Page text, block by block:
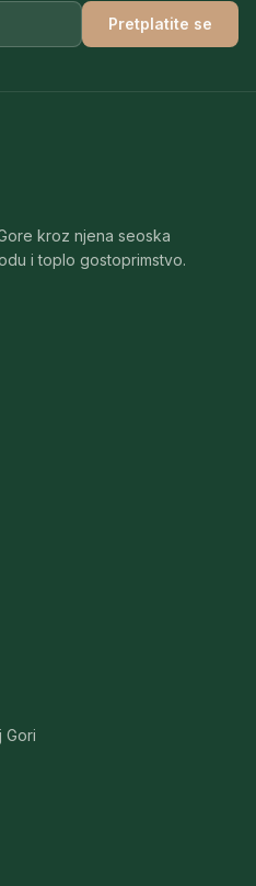
Pretplatite se
kroz njena seoska
i toplo gostoprimstvo.
Gori